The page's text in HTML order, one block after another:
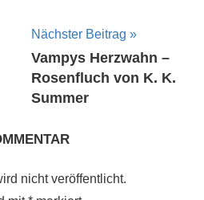
Nächster Beitrag
Vampys Herzwahn –
Rosenfluch von K. K.
Summer
nicht veröffentlicht.